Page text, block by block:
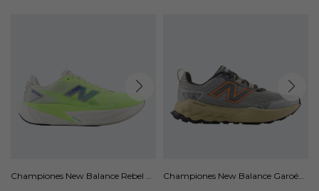
Championes New Balance Rebel V5
Championes New Balance Garoé